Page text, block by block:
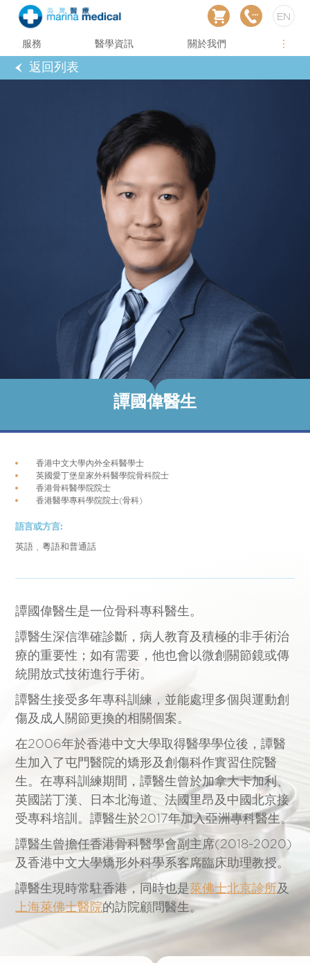
EN
服務 醫學資訊 關於我們
返回列表
譚國偉醫生
香港中文大學內外全科醫學士
英國愛丁堡皇家外科醫學院骨科院士
香港骨科醫學院院士
香港醫學專科學院院士(骨科)
語言或方言:
英語﹑粵語和普通話
譚國偉醫生是一位骨科專科醫生。
譚醫生深信準確診斷，病人教育及積極的非手術治
療的重要性；如有需要，他也會以微創關節鏡或傳
統開放式技術進行手術。
譚醫生接受多年專科訓練，並能處理多個與運動創
傷及成人關節更換的相關個案。
在2006年於香港中文大學取得醫學學位後，譚醫
生加入了屯門醫院的矯形及創傷科作實習住院醫
生。在專科訓練期間，譚醫生曾於加拿大卡加利、
英國諾丁漢、日本北海道、法國里昂及中國北京接
受專科培訓。譚醫生於2017年加入亞洲專科醫生。
譚醫生曾擔任香港骨科醫學會副主席(2018-2020)
及香港中文大學矯形外科學系客席臨床助理教授。
譚醫生現時常駐香港，同時也是萊佛士北京診所及
上海萊佛士醫院的訪院顧問醫生。